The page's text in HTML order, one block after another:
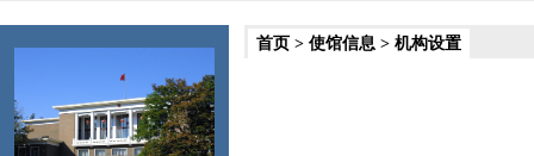
首页 > 使馆信息 > 机构设置